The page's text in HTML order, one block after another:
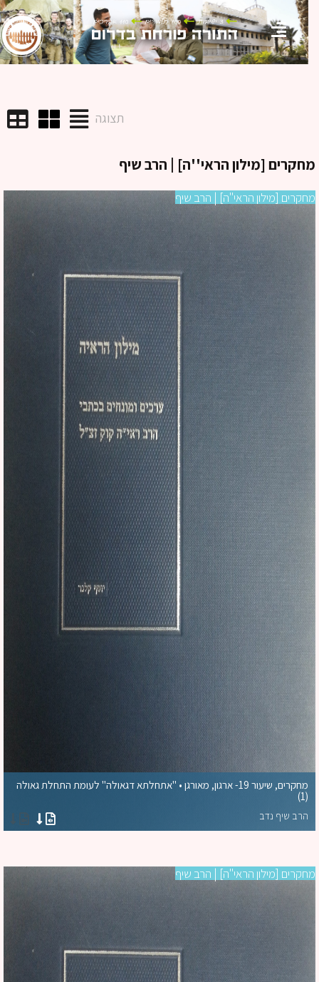
תצוגה
[מילון הראי''ה] | הרב שיף
[מילון הראי''ה] | הרב שיף
מחקרים, שיעור 19- ארגון, מאורגן • "אתחלתא דגאולה" לעומת התחלת גאולה
הרב שיף נדב
[מילון הראי''ה] | הרב שיף